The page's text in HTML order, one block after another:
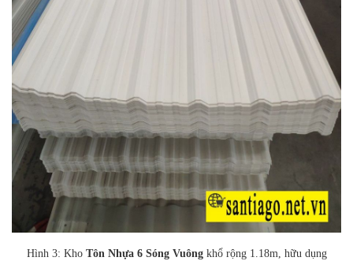
Hình 3: Kho Tôn Nhựa 6 Sóng Vuôngkhổ rộng 1.18m, hữu dụng